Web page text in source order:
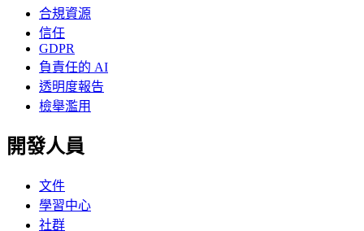
合規資源
信任
GDPR
負責任的 AI
透明度報告
檢舉濫用
開發人員
文件
學習中心
社群